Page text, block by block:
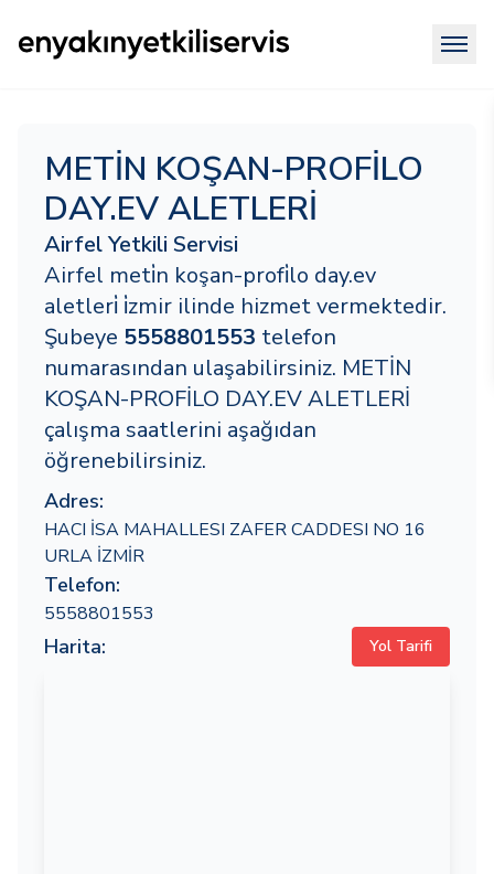
METİN KOŞAN-PROFİLO
DAY.EV ALETLERİ
Airfel Yetkili Servisi
Airfel meti̇n koşan-profi̇lo day.ev
aletleri̇ i̇zmir ilinde hizmet vermektedir.
Şubeye 5558801553 telefon
numarasından ulaşabilirsiniz. METİN
KOŞAN-PROFİLO DAY.EV ALETLERİ
çalışma saatlerini aşağıdan
öğrenebilirsiniz.
Adres:
HACI İSA MAHALLESI ZAFER CADDESI NO 16
URLA İZMİR
Telefon:
5558801553
Harita: Yol Tarifi